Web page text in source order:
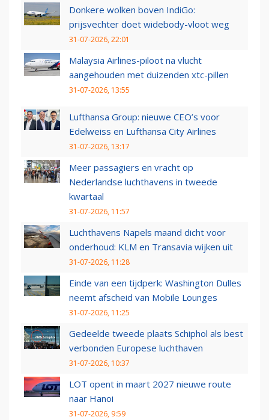
Donkere wolken boven IndiGo:
prijsvechter doet widebody-vloot weg
31-07-2026, 22:01
Malaysia Airlines-piloot na vlucht
aangehouden met duizenden xtc-pillen
31-07-2026, 13:55
Lufthansa Group: nieuwe CEO’s voor
Edelweiss en Lufthansa City Airlines
31-07-2026, 13:17
Meer passagiers en vracht op
Nederlandse luchthavens in tweede
kwartaal
31-07-2026, 11:57
Luchthavens Napels maand dicht voor
onderhoud: KLM en Transavia wijken uit
31-07-2026, 11:28
Einde van een tijdperk: Washington Dulles
neemt afscheid van Mobile Lounges
31-07-2026, 11:25
Gedeelde tweede plaats Schiphol als best
verbonden Europese luchthaven
31-07-2026, 10:37
LOT opent in maart 2027 nieuwe route
naar Hanoi
31-07-2026, 9:59